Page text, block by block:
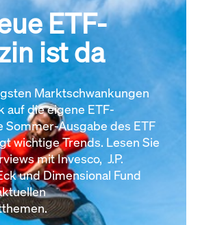
ETF-
ist da
Marktschwankungen
auf die eigene ETF-
Sommer-Ausgabe des ETF
wichtige Trends. Lesen Sie
mit Invesco, J.P.
und Dimensional Fund